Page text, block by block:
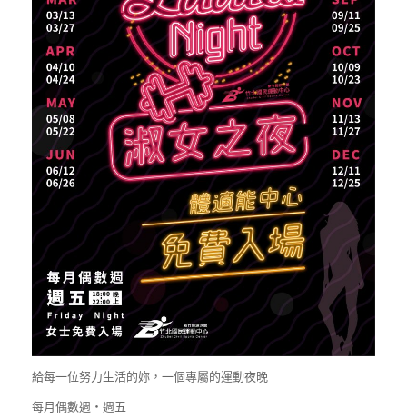
給每一位努力生活的妳，一個專屬的運動夜晚
每月偶數週・週五